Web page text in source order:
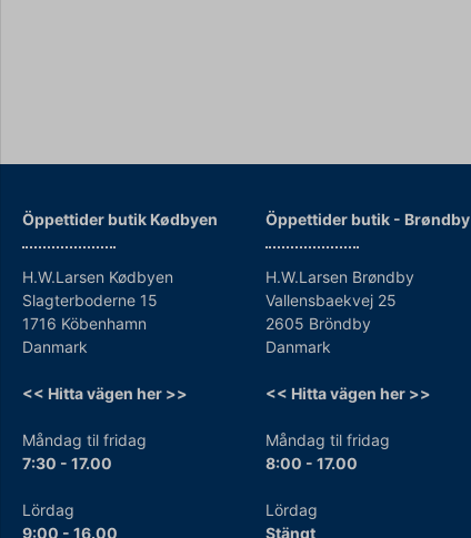
Öppettider butik Kødbyen
H.W.Larsen Kødbyen
Slagterboderne 15
1716 Köbenhamn
Danmark
<< Hitta vägen her >>
Måndag til fridag
7:30 - 17.00
Lördag
9:00 - 16.00
Öppettider butik - Brøndby
H.W.Larsen Brøndby
Vallensbaekvej 25
2605 Bröndby
Danmark
<< Hitta vägen her >>
Måndag til fridag
8:00 - 17.00
Lördag
Stängt